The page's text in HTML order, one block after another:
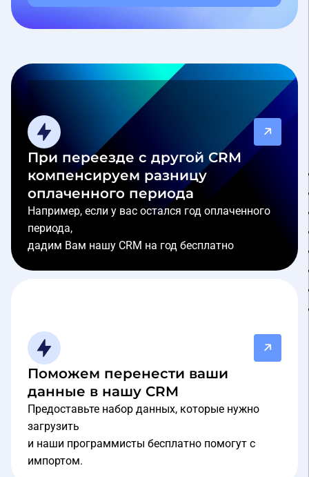
При переезде с другой CRM
компенсируем разницу
оплаченного периода
Например, если у вас остался год оплаченного
периода,
дадим Вам нашу CRM на год бесплатно
Поможем перенести ваши
данные в нашу CRM
Предоставьте набор данных, которые нужно
загрузить
и наши программисты бесплатно помогут с
импортом.